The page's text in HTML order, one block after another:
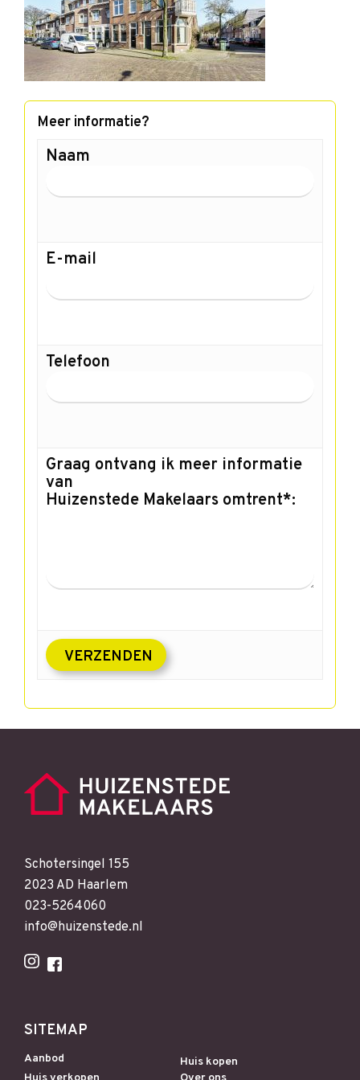
Meer informatie?
Naam
E-mail
Telefoon
Graag ontvang ik meer informatie
van
Huizenstede Makelaars omtrent*:
Schotersingel 155
2023 AD Haarlem
023-5264060
info@huizenstede.nl
SITEMAP
Aanbod
Huis kopen